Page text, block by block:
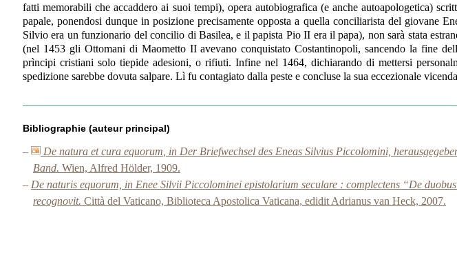
fatti memorabili che accaddero ai suoi tempi), opera autobiografica (e anche autoapologetica)
papale, ponendosi dunque in posizione precisamente opposta a quella conciliarista del giovane
Silvio era un funzionario del concilio di Basilea, e il papista Pio II era il papa), non sarà stata
(nel 1453 gli Ottomani di Maometto II avevano conquistato Costantinopoli, sancendo la fine
prìncipi cristiani solo tiepide adesioni, o rifiuti. Infine nel 1464, dichiarando di mettersi
spedizione sarebbe dovuta salpare. Lì fu contagiato dalla peste e concluse la sua eccezionale
Bibliographie (auteur principal)
– De natura et cura equorum , in Der Briefwechsel des Eneas Silvius Piccolomini,
Band. Wien, Alfred Hölder, 1909.
– De naturis equorum, in Enee Silvii Piccolominei epistolarium seculare : complectens “De
recognovit. Città del Vaticano, Biblioteca Apostolica Vaticana, edidit Adrianus van Heck, 2007.